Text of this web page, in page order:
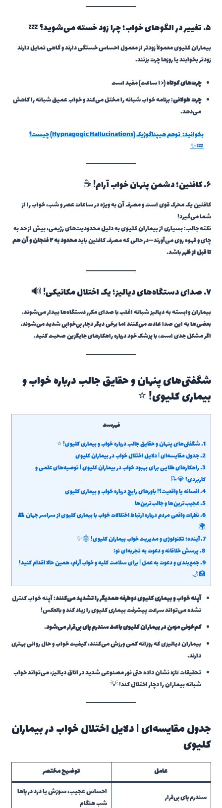
۵. تغییر در الگوهای خواب؛ چرا زود خسته می‌شوید؟ 💤
بیماران کلیوی معمولاً زودتر از معمول احساس خستگی دارند و گاهی تمایل دارند
زودتر بخوابند یا روزها چرت بزنند.
چرت‌های کوتاه(< ۱ ساعت) مفید است
چرت طولانی: برنامه خواب شبانه را مختل می‌کند و خواب عمیق شبانه را کاهش
می‌دهد.
بخوانید:
توهم هیپناگوژیک (Hypnagogic Hallucinations) چیست؟
💤✨
۶. کافئین؛ دشمن پنهان خواب آرام! ☕
کافئین یک محرک قوی است و مصرف آن به ویژه در ساعات عصر و شب، خواب را از
شما می‌گیرد!
نکته جالب: بسیاری از بیماران کلیوی به دلیل محدودیت‌های رژیمی، بیش از حد به
چای و قهوه روی می‌آورند—در حالی که مصرف کافئین باید
محدود به ۲ فنجان و آن هم
تا قبل از ظهرباشد.
۷. صدای دستگاه‌های دیالیز؛ یک اختلال مکانیکی! 🔊
بیماران وابسته به دیالیز شبانه اغلب با صدای مکرر دستگاه‌ها بیدار می‌شوند.
بعضی‌ها به این صدا عادت می‌کنند اما برخی دیگر دچار بی‌خوابی شدید می‌شوند.
اگر مشکل جدی است، با پزشک خود درباره راهکارهای جایگزین صحبت کنید.
شگفتی‌های پنهان و حقایق جالب درباره خواب و
بیماری کلیوی! ⭐
فهرست
1. شگفتی‌های پنهان و حقایق جالب درباره خواب و بیماری کلیوی! ⭐
2. جدول مقایسه‌ای | دلایل اختلال خواب در بیماران کلیوی
3. راهکارهای طلایی برای بهبود خواب در بیماران کلیوی | توصیه‌های علمی و
کاربردی! 💎📝
4. افسانه یا واقعیت؟! باورهای رایج درباره خواب و بیماری کلیوی
5. عجیب‌ترین‌ها و جالب‌ترین‌ها
6. نظرات واقعی مردم درباره ارتباط اختلالات خواب با بیماری کلیوی از سراسر جهان 👥
🌍
7. آینده؛ تکنولوژی و مدیریت خواب بیماران کلیوی! 🤖✨
8. پرسش خلاقانه و دعوت به تجربه‌ای نو:
9. جمع‌بندی و دعوت به عمل | برای سلامت کلیه و خواب آرام، همین حالا اقدام کنید!
🏥🌙
آپنه خواب و بیماری کلیوی دوطرفه همدیگر را تشدید می‌کنند: آپنه خواب کنترل
نشده می‌تواند سرعت پیشرفت بیماری کلیوی را زیاد کند و بالعکس!
کم‌خونی مزمن در بیماران کلیوی باعث سندرم پای بی‌قرار می‌شود.
بیماران دیالیزی که روزانه کمی ورزش می‌کنند، کیفیت خواب و حال روانی بهتری
دارند.
تحقیقات تازه نشان داده حتی نور مصنوعی شدید در اتاق دیالیز، می‌تواند خواب
شبانه بیماران را دچار اختلال کند! 💡
جدول مقایسه‌ای | دلایل اختلال خواب در بیماران
کلیوی
عامل توضیح مختصر
سندرم پای بی‌قرار
احساس عجیب، سوزش یا درد در پاها
شب هنگام